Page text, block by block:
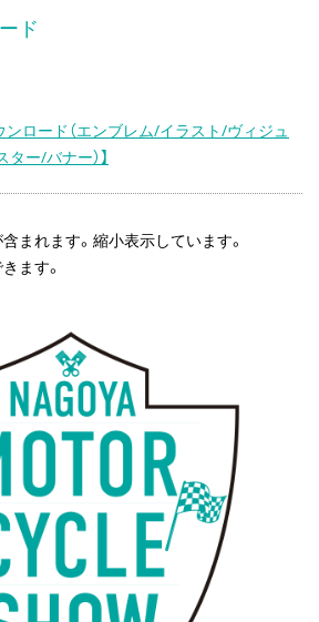
ド
ンロード（エンブレム/イラスト/ヴィジュ
ー/バナー）】
まれます。縮小表示しています。
ます。